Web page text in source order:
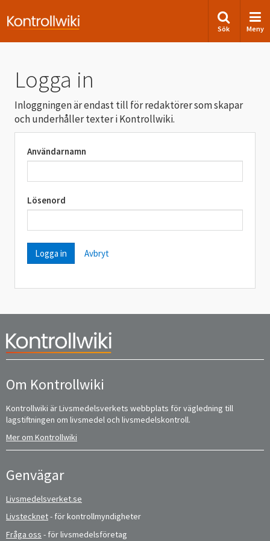
Sök Meny
Logga in
Inloggningen är endast till för redaktörer som skapar
och underhåller texter i Kontrollwiki.
Användarnamn
Lösenord
Avbryt
Om Kontrollwiki
Kontrollwiki är Livsmedelsverkets webbplats för vägledning till
lagstiftningen om livsmedel och livsmedelskontroll.
Mer om Kontrollwiki
Genvägar
Livsmedelsverket.se
Livstecknet- för kontrollmyndigheter
Fråga oss - för livsmedelsföretag